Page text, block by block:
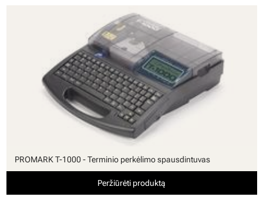
PROMARK T-1000 - Terminio perkėlimo spausdintuvas
Peržiūrėti produktą